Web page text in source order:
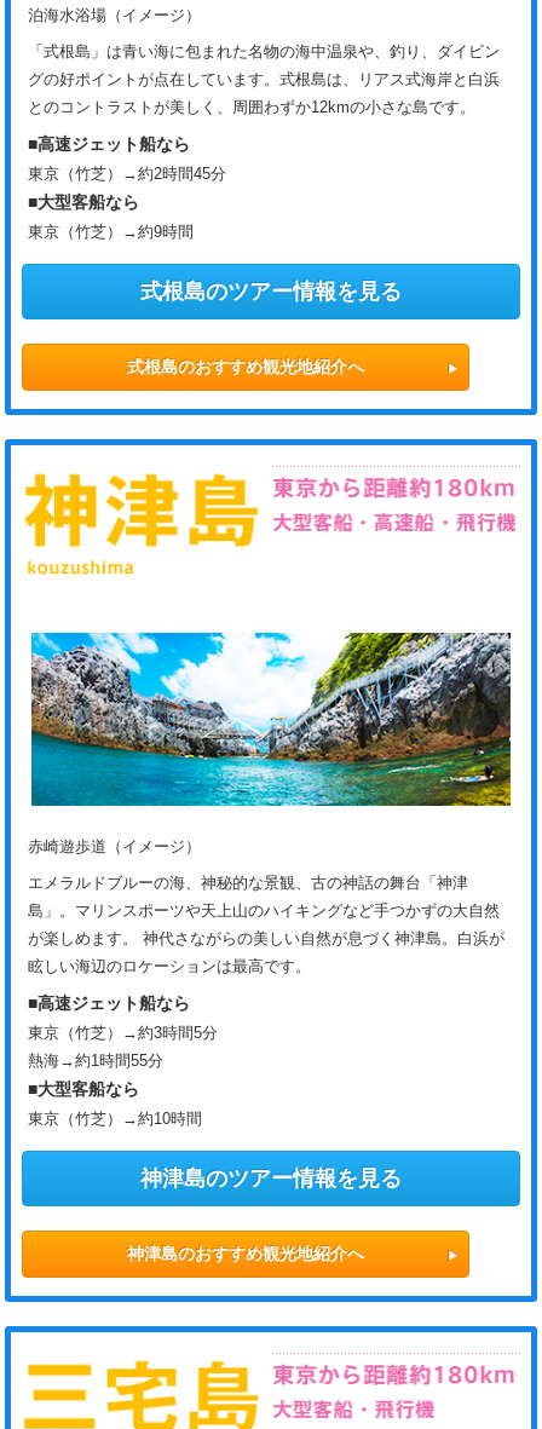
泊海水浴場（イメージ）
「式根島」は青い海に包まれた名物の海中温泉や、釣り、ダイビン
グの好ポイントが点在しています。式根島は、リアス式海岸と白浜
とのコントラストが美しく、周囲わずか12kmの小さな島です。
■高速ジェット船なら
東京（竹芝）→約2時間45分
■大型客船なら
東京（竹芝）→約9時間
式根島のツアー情報を見る
式根島のおすすめ観光地紹介へ
赤崎遊歩道（イメージ）
エメラルドブルーの海、神秘的な景観、古の神話の舞台「神津
島」。マリンスポーツや天上山のハイキングなど手つかずの大自然
が楽しめます。 神代さながらの美しい自然が息づく神津島。白浜が
眩しい海辺のロケーションは最高です。
■高速ジェット船なら
東京（竹芝）→約3時間5分
熱海→約1時間55分
■大型客船なら
東京（竹芝）→約10時間
神津島のツアー情報を見る
神津島のおすすめ観光地紹介へ